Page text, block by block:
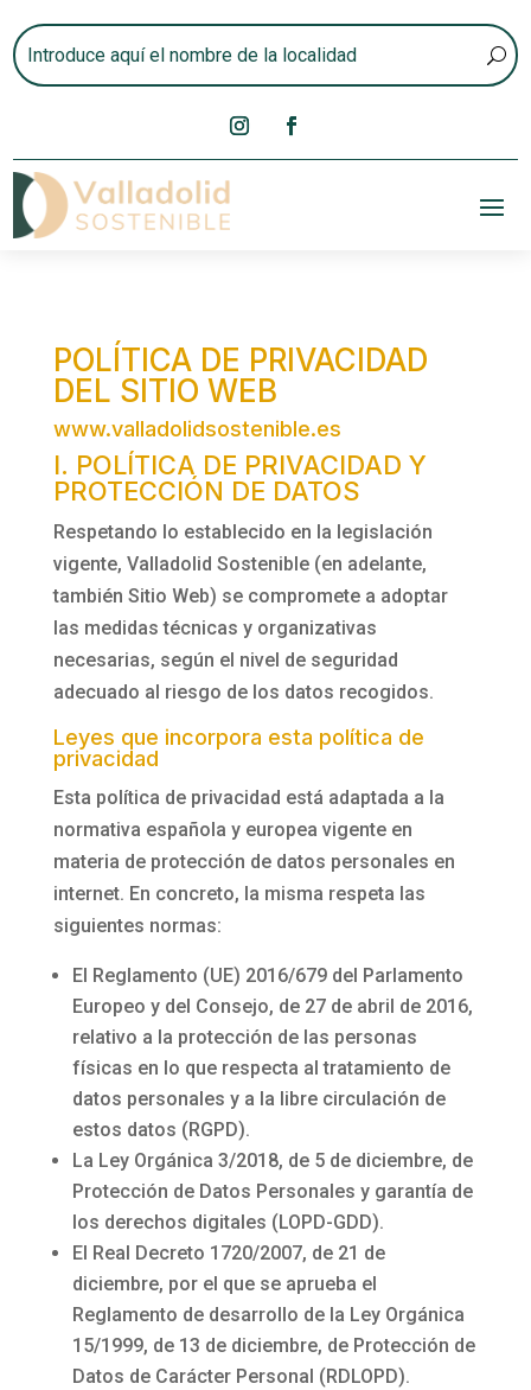
POLÍTICA DE PRIVACIDAD
DEL SITIO WEB
www.valladolidsostenible.es
I. POLÍTICA DE PRIVACIDAD Y
PROTECCIÓN DE DATOS
Respetando lo establecido en la legislación
vigente, Valladolid Sostenible(en adelante,
también Sitio Web) se compromete a adoptar
las medidas técnicas y organizativas
necesarias, según el nivel de seguridad
adecuado al riesgo de los datos recogidos.
Leyes que incorpora esta política de
privacidad
Esta política de privacidad está adaptada a la
normativa española y europea vigente en
materia de protección de datos personales en
internet. En concreto, la misma respeta las
siguientes normas:
El Reglamento (UE) 2016/679 del Parlamento
Europeo y del Consejo, de 27 de abril de 2016,
relativo a la protección de las personas
físicas en lo que respecta al tratamiento de
datos personales y a la libre circulación de
estos datos (RGPD).
La Ley Orgánica 3/2018, de 5 de diciembre, de
Protección de Datos Personales y garantía de
los derechos digitales (LOPD-GDD).
El Real Decreto 1720/2007, de 21 de
diciembre, por el que se aprueba el
Reglamento de desarrollo de la Ley Orgánica
15/1999, de 13 de diciembre, de Protección de
Datos de Carácter Personal (RDLOPD).